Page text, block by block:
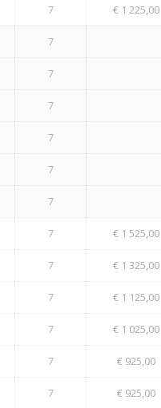
7 € 1 225,00
7
7
7
7
7
7
7 € 1 525,00
7 € 1 325,00
7 € 1 125,00
7 € 1 025,00
7 € 925,00
7 € 925,00